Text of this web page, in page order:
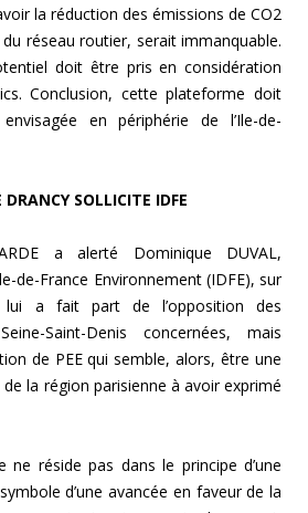
la réduction des émissions de CO2
réseau routier, serait immanquable.
doit être pris en considération
Conclusion, cette plateforme doit
en périphérie de l’Ile-de-
SOLLICITE IDFE
a alerté Dominique DUVAL,
de-France Environnement (IDFE), sur
a fait part de l’opposition des
Saint-Denis concernées, mais
de PEE qui semble, alors, être une
la région parisienne à avoir exprimé
ne réside pas dans le principe d’une
d’une avancée en faveur de la